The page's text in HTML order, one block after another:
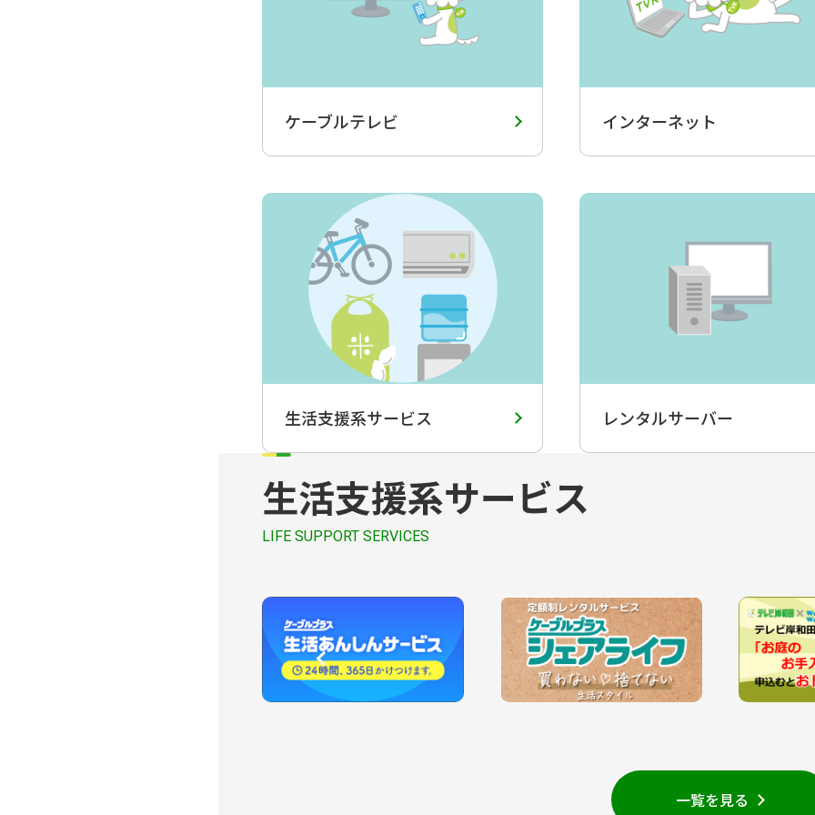
ケーブルテレビ インターネット
生活支援系サービス レンタルサーバー
生活支援系サービス
LIFE SUPPORT SERVICES
一覧を見る